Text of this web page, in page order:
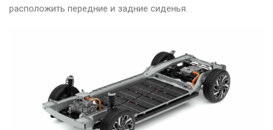
расположить передние и задние сиденья.